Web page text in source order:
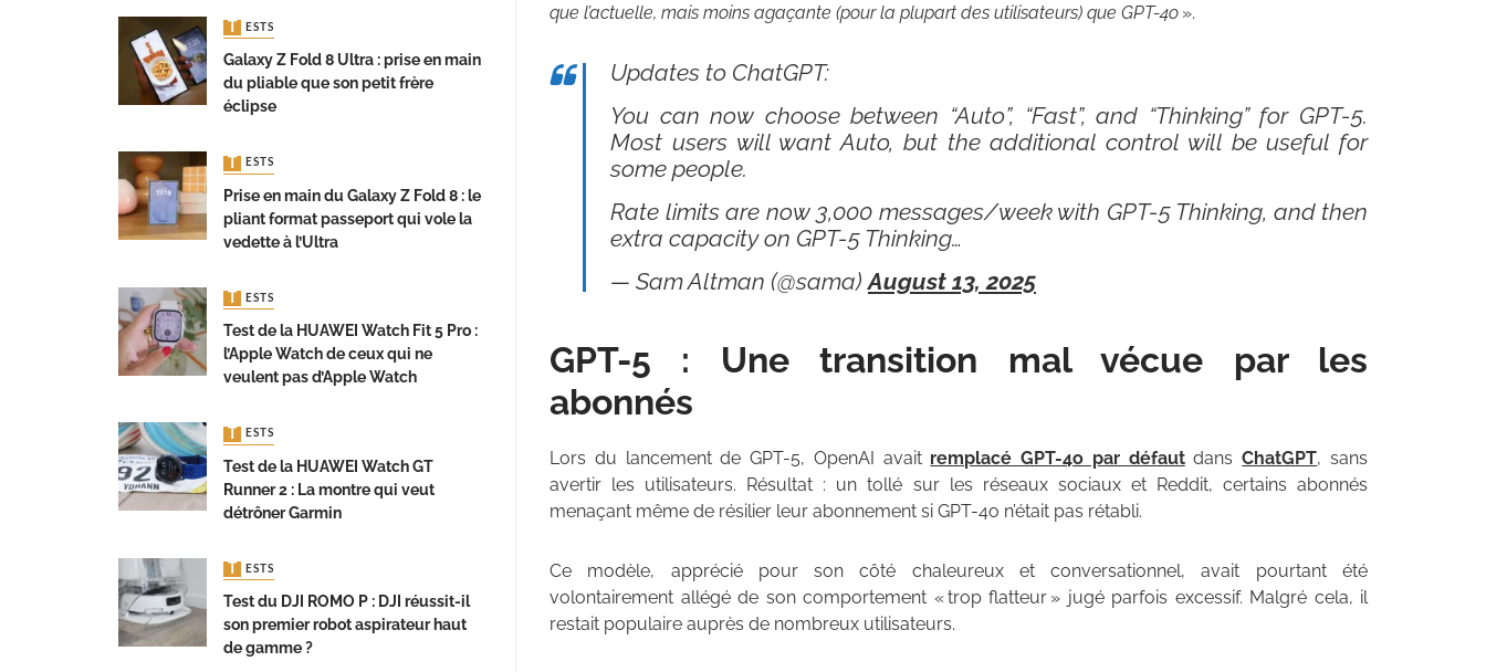
que l’actuelle, mais moins agaçante (pour la plupart des utilisateurs) que GPT-4o ».
Updates to ChatGPT:
You can now choose between “Auto”, “Fast”, and “Thinking” for GPT-5.
Most users will want Auto, but the additional control will be useful for
some people.
Rate limits are now 3,000 messages/week with GPT-5 Thinking, and then
extra capacity on GPT-5 Thinking…
— Sam Altman (@sama)August 13, 2025
GPT-5 : Une transition mal vécue par les
abonnés
Lors du lancement de GPT-5, OpenAI avait remplacé GPT-4o par défautdansChatGPT, sans
avertir les utilisateurs. Résultat : un tollé sur les réseaux sociaux et Reddit, certains abonnés
menaçant même de résilier leur abonnement si GPT-4o n’était pas rétabli.
Ce modèle, apprécié pour son côté chaleureux et conversationnel, avait pourtant été
volontairement allégé de son comportement « trop flatteur » jugé parfois excessif. Malgré cela, il
restait populaire auprès de nombreux utilisateurs.
TESTS
Galaxy Z Fold 8 Ultra : prise en main
du pliable que son petit frère
éclipse
TESTS
Prise en main du Galaxy Z Fold 8 : le
pliant format passeport qui vole la
vedette à l’Ultra
TESTS
Test de la HUAWEI Watch Fit 5 Pro :
l’Apple Watch de ceux qui ne
veulent pas d’Apple Watch
TESTS
Test de la HUAWEI Watch GT
Runner 2 : La montre qui veut
détrôner Garmin
TESTS
Test du DJI ROMO P : DJI réussit-il
son premier robot aspirateur haut
de gamme ?